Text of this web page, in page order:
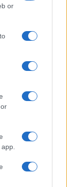
or
che si